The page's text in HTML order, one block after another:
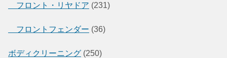
フロント・リヤドア (231)
フロントフェンダー (36)
ボディクリーニング (250)